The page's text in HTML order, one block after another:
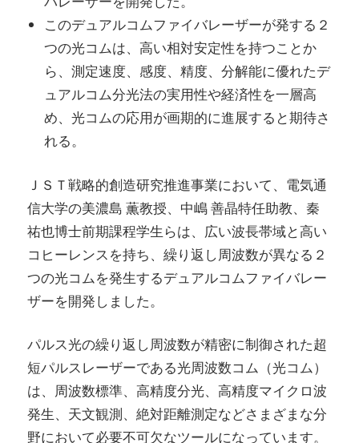
このデュアルコムファイバレーザーが発する２
つの光コムは、高い相対安定性を持つことか
ら、測定速度、感度、精度、分解能に優れたデ
ュアルコム分光法の実用性や経済性を一層高
め、光コムの応用が画期的に進展すると期待さ
れる。
ＪＳＴ戦略的創造研究推進事業において、電気通
信大学の美濃島 薫教授、中嶋 善晶特任助教、秦
祐也博士前期課程学生らは、広い波長帯域と高い
コヒーレンスを持ち、繰り返し周波数が異なる２
つの光コムを発生するデュアルコムファイバレー
ザーを開発しました。
パルス光の繰り返し周波数が精密に制御された超
短パルスレーザーである光周波数コム（光コム）
は、周波数標準、高精度分光、高精度マイクロ波
発生、天文観測、絶対距離測定などさまざまな分
野において必要不可欠なツールになっています。